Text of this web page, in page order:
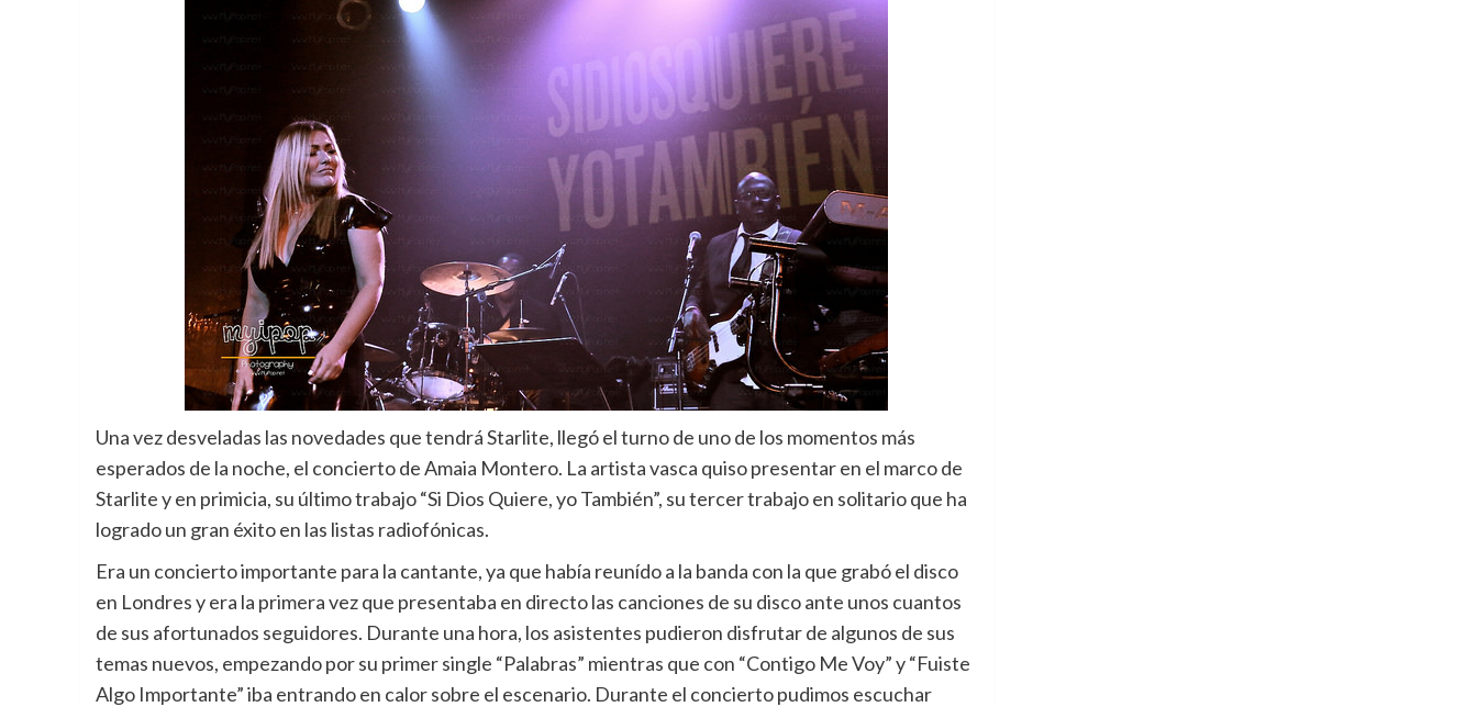
Una vez desveladas las novedades que tendrá Starlite, llegó el turno de uno de los momentos más
esperados de la noche, el concierto de Amaia Montero. La artista vasca quiso presentar en el marco de
Starlite y en primicia, su último trabajo “Si Dios Quiere, yo También”, su tercer trabajo en solitario que ha
logrado un gran éxito en las listas radiofónicas.
Era un concierto importante para la cantante, ya que había reunído a la banda con la que grabó el disco
en Londres y era la primera vez que presentaba en directo las canciones de su disco ante unos cuantos
de sus afortunados seguidores. Durante una hora, los asistentes pudieron disfrutar de algunos de sus
temas nuevos, empezando por su primer single “Palabras” mientras que con “Contigo Me Voy” y “Fuiste
Algo Importante” iba entrando en calor sobre el escenario. Durante el concierto pudimos escuchar